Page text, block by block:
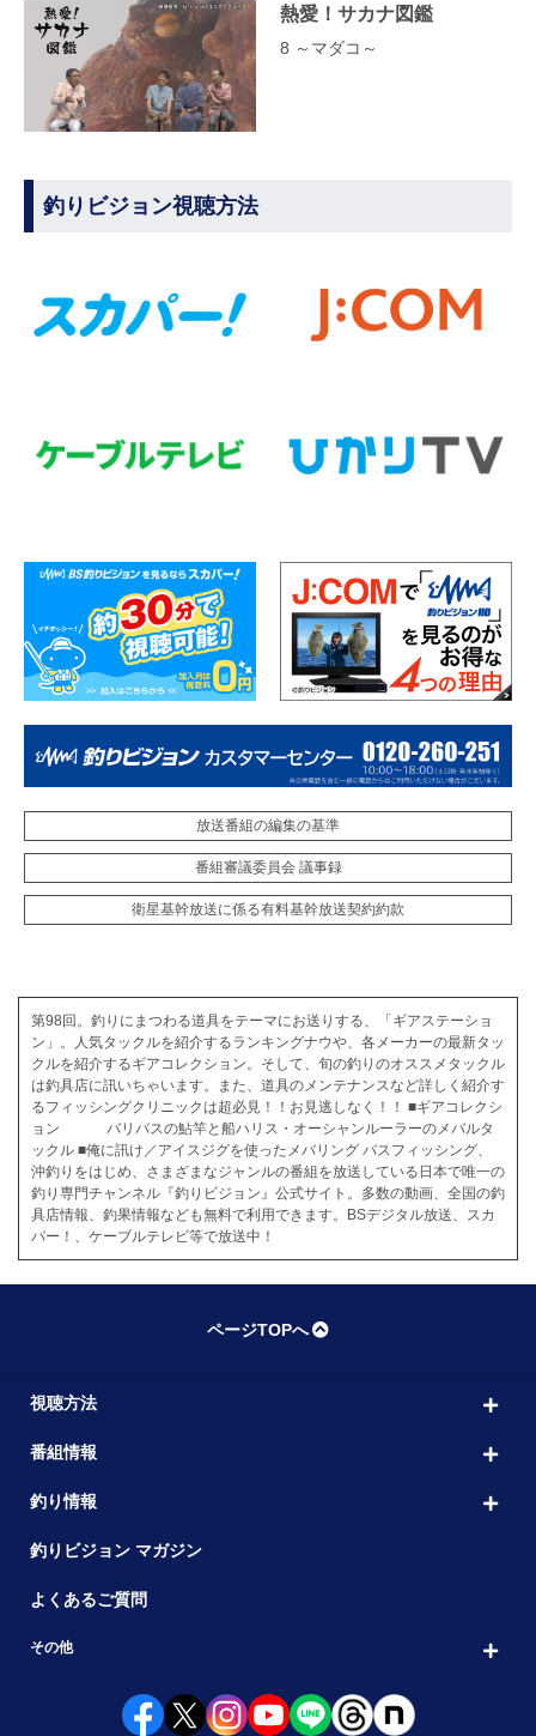
熱愛！サカナ図鑑
8 ～マダコ～
釣りビジョン視聴方法
放送番組の編集の基準
番組審議委員会 議事録
衛星基幹放送に係る有料基幹放送契約約款
第98回。釣りにまつわる道具をテーマにお送りする、「ギアステーショ
ン」。人気タックルを紹介するランキングナウや、各メーカーの最新タッ
クルを紹介するギアコレクション。そして、旬の釣りのオススメタックル
は釣具店に訊いちゃいます。また、道具のメンテナンスなど詳しく紹介す
るフィッシングクリニックは超必見！！お見逃しなく！！ ■ギアコレクシ
ョン バリバスの鮎竿と船ハリス・オーシャンルーラーのメバルタ
ックル ■俺に訊け／アイスジグを使ったメバリング バスフィッシング、
沖釣りをはじめ、さまざまなジャンルの番組を放送している日本で唯一の
釣り専門チャンネル『釣りビジョン』公式サイト。多数の動画、全国の釣
具店情報、釣果情報なども無料で利用できます。BSデジタル放送、スカ
パー！、ケーブルテレビ等で放送中！
ページTOPへ
視聴方法
番組情報
釣り情報
釣りビジョン マガジン
よくあるご質問
その他